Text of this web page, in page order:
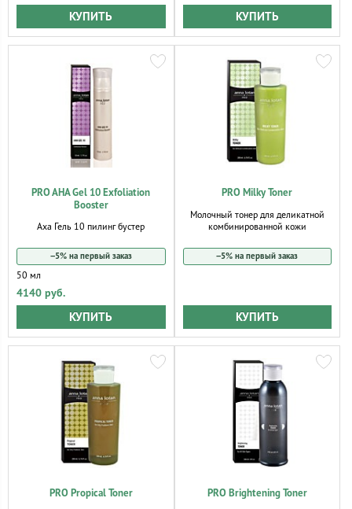
КУПИТЬ КУПИТЬ
PRO AHA Gel 10 Exfoliation
Booster
Аха Гель 10 пилинг бустер
−5% на первый заказ
50 мл
4140 руб.
КУПИТЬ
PRO Milky Toner
Молочный тонер для деликатной
комбинированной кожи
−5% на первый заказ
КУПИТЬ
PRO Propical Toner PRO Brightening Toner